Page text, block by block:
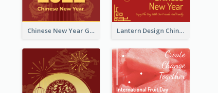
Chinese New Year Greeting Card With Dragon Decorations Lantern Design Chinese New Year Greeting Card